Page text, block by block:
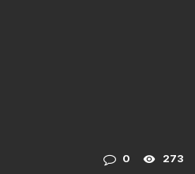
0 273